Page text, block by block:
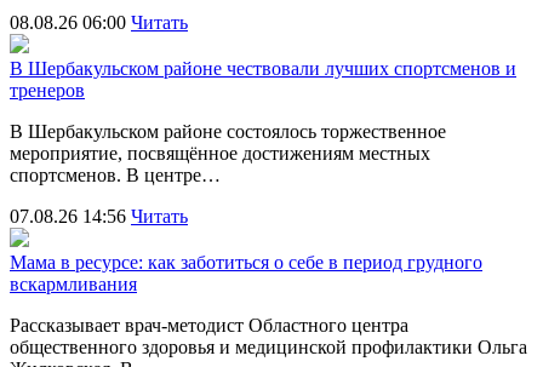
08.08.26 06:00 Читать
В Шербакульском районе чествовали лучших спортсменов и
тренеров
В Шербакульском районе состоялось торжественное
мероприятие, посвящённое достижениям местных
спортсменов. В центре…
07.08.26 14:56 Читать
Мама в ресурсе: как заботиться о себе в период грудного
вскармливания
Рассказывает врач-методист Областного центра
общественного здоровья и медицинской профилактики Ольга